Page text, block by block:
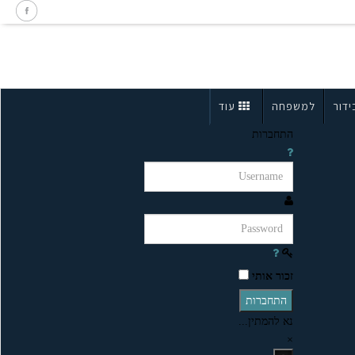
למשפחה עוד
התחברות
זכור אותי
התחברות
נא להמתין...
×